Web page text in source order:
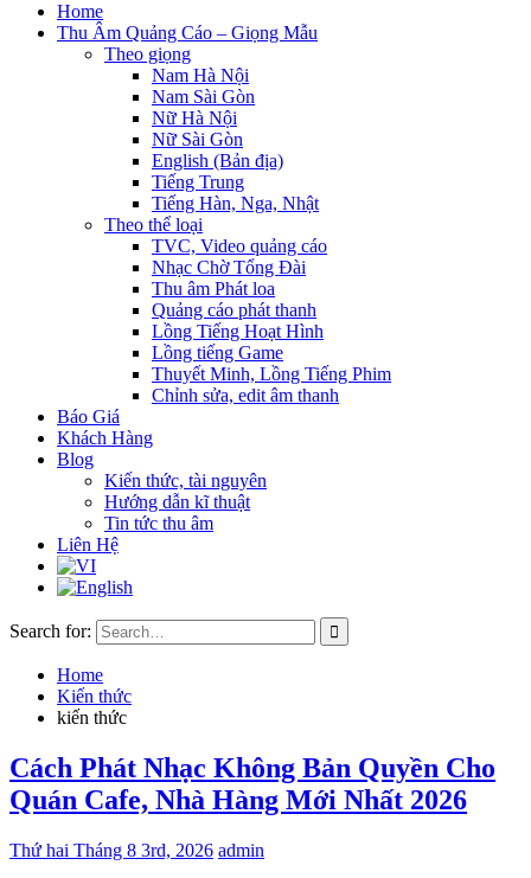
Home
Thu Âm Quảng Cáo – Giọng Mẫu
Theo giọng
Nam Hà Nội
Nam Sài Gòn
Nữ Hà Nội
Nữ Sài Gòn
English (Bản địa)
Tiếng Trung
Tiếng Hàn, Nga, Nhật
Theo thể loại
TVC, Video quảng cáo
Nhạc Chờ Tổng Đài
Thu âm Phát loa
Quảng cáo phát thanh
Lồng Tiếng Hoạt Hình
Lồng tiếng Game
Thuyết Minh, Lồng Tiếng Phim
Chỉnh sửa, edit âm thanh
Báo Giá
Khách Hàng
Blog
Kiến thức, tài nguyên
Hướng dẫn kĩ thuật
Tin tức thu âm
Liên Hệ
Search for:
Home
Kiến thức
kiến thức
Cách Phát Nhạc Không Bản Quyền Cho
Quán Cafe, Nhà Hàng Mới Nhất 2026
Thứ hai Tháng 8 3rd, 2026 admin